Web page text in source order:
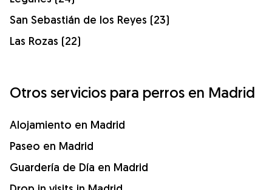
San Sebastián de los Reyes (23)
Las Rozas (22)
Otros servicios para perros en Madrid
Alojamiento en Madrid
Paseo en Madrid
Guardería de Día en Madrid